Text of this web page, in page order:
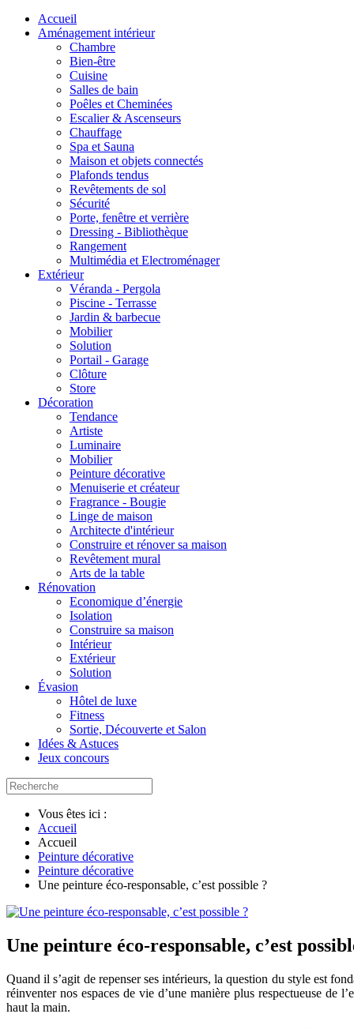
Accueil
Aménagement intérieur
Chambre
Bien-être
Cuisine
Salles de bain
Poêles et Cheminées
Escalier & Ascenseurs
Chauffage
Spa et Sauna
Maison et objets connectés
Plafonds tendus
Revêtements de sol
Sécurité
Porte, fenêtre et verrière
Dressing - Bibliothèque
Rangement
Multimédia et Electroménager
Extérieur
Véranda - Pergola
Piscine - Terrasse
Jardin & barbecue
Mobilier
Solution
Portail - Garage
Clôture
Store
Décoration
Tendance
Artiste
Luminaire
Mobilier
Peinture décorative
Menuiserie et créateur
Fragrance - Bougie
Linge de maison
Architecte d'intérieur
Construire et rénover sa maison
Revêtement mural
Arts de la table
Rénovation
Economique d’énergie
Isolation
Construire sa maison
Intérieur
Extérieur
Solution
Évasion
Hôtel de luxe
Fitness
Sortie, Découverte et Salon
Idées & Astuces
Jeux concours
Vous êtes ici :
Accueil
Accueil
Peinture décorative
Peinture décorative
Une peinture éco-responsable, c’est possible ?
Une peinture éco-responsable, c’est
Quand il s’agit de repenser ses intérieurs, la question du style est
réinventer nos espaces de vie d’une manière plus respectueuse
haut la main.